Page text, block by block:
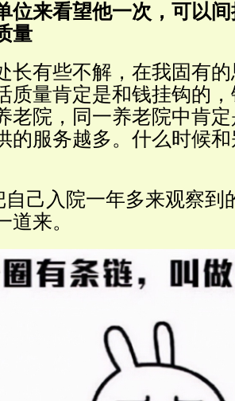
位来看望他一次，可以
量
长有些不解，在我固有
质量肯定是和钱挂钩的
老院，同一养老院中肯
的服务越多。什么时候
自己入院一年多来观察到
道来。